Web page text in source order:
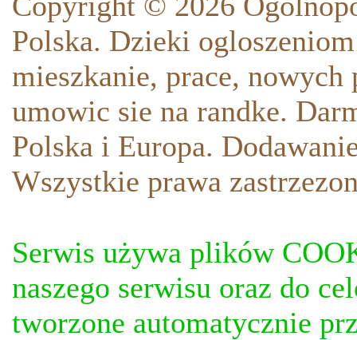
Polska. Dzieki
mieszkanie, prace,
umowic sie na randke.
Polska i Europa.
Wszystkie prawa
Serwis używa plików
naszego serwisu oraz do
tworzone automatycznie